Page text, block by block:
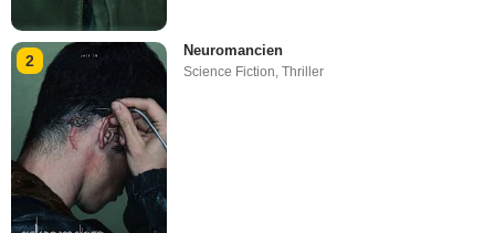
2
Neuromancien
Science Fiction,Thriller